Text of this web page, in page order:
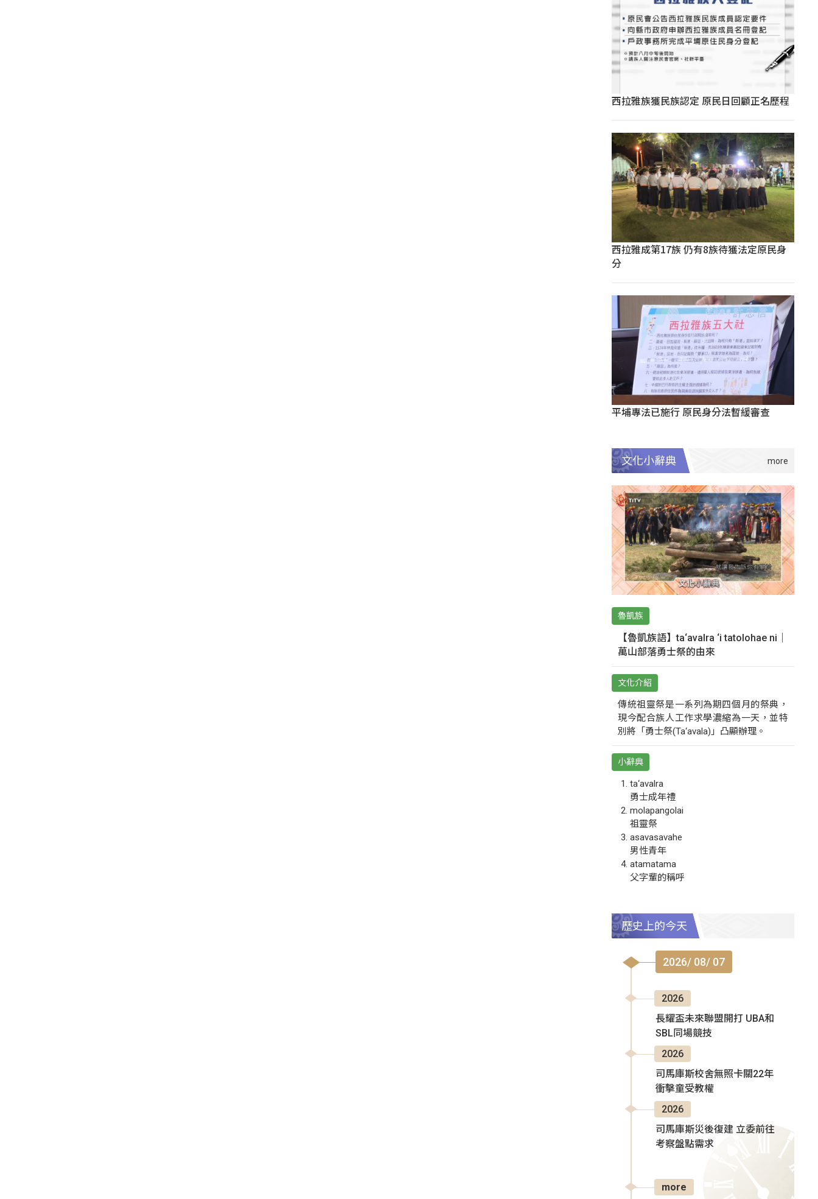
西拉雅族獲民族認定 原民日回顧正名歷程
西拉雅成第17族 仍有8族待獲法定原民身
分
平埔專法已施行 原民身分法暫緩審查
文化小辭典
魯凱族
【魯凱族語】ta‘avalra ‘i tatolohae ni｜
萬山部落勇士祭的由來
文化介紹
傳統祖靈祭是一系列為期四個月的祭典，
現今配合族人工作求學濃縮為一天，並特
別將「勇士祭(Ta‘avala)」凸顯辦理。
小辭典
ta‘avalra
勇士成年禮
molapangolai
祖靈祭
asavasavahe
男性青年
atamatama
父字輩的稱呼
歷史上的今天
2026/ 08/ 07
2026
長耀盃未來聯盟開打 UBA和
SBL同場競技
2026
司馬庫斯校舍無照卡關22年
衝擊童受教權
2026
司馬庫斯災後復建 立委前往
考察盤點需求
more